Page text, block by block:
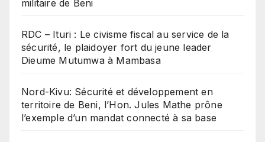
militaire de Beni
RDC – Ituri : Le civisme fiscal au service de la
sécurité, le plaidoyer fort du jeune leader
Dieume Mutumwa à Mambasa
Nord-Kivu: Sécurité et développement en
territoire de Beni, l’Hon. Jules Mathe prône
l’exemple d’un mandat connecté à sa base